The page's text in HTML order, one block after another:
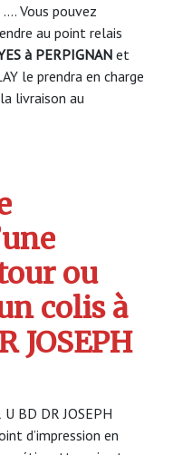
…. Vous pouvez
au point relais
à PERPIGNAN et
le prendra en charge
livraison au
ou
colis à
JOSEPH
BD DR JOSEPH
d’impression en